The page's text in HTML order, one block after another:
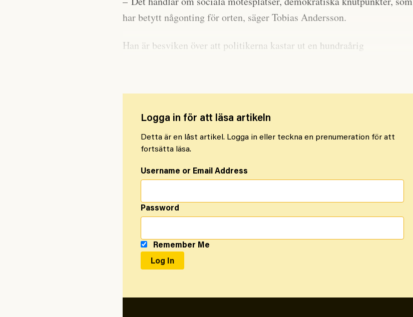
har betytt någonting för orten, säger Tobias Andersson.
Han är besviken över att politikerna kastar ut en hundraårig
Logga in för att läsa artikeln
Detta är en låst artikel. Logga in eller teckna en prenumeration för att
fortsätta läsa.
Username or Email Address
Password
Remember Me